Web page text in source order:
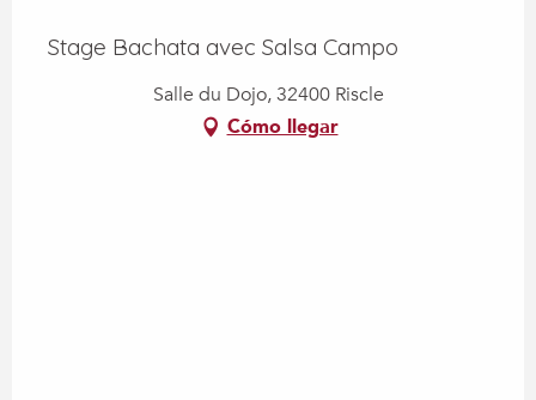
Stage Bachata avec Salsa Campo
Salle du Dojo, 32400 Riscle
Cómo llegar